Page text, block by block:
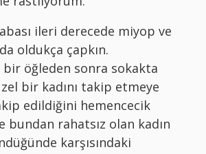
ileri derecede miyop ve
oldukça çapkın.
bir öğleden sonra sokakta
bir kadını takip etmeye
edildiğini hemencecik
bundan rahatsız olan kadın
karşısındaki